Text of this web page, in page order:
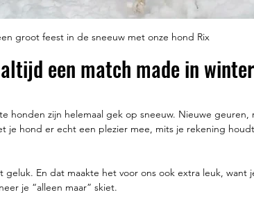
groot feest in de sneeuw met onze hond Rix
een match made in winter
honden zijn helemaal gek op sneeuw. Nieuwe geuren,
je hond er echt een plezier mee, mits je rekening
geluk. En dat maakte het voor ons ook extra leuk, want
je “alleen maar” skiet.